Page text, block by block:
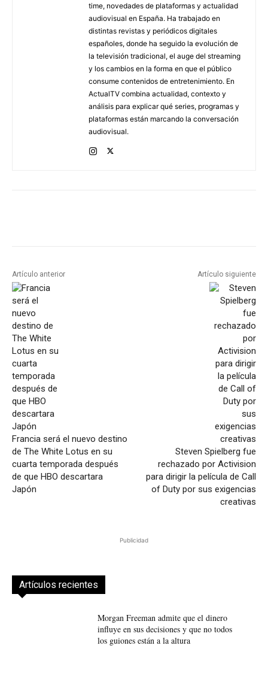
time, novedades de plataformas y actualidad
audiovisual en España. Ha trabajado en
distintas revistas y periódicos digitales
españoles, donde ha seguido la evolución de
la televisión tradicional, el auge del streaming
y los cambios en la forma en que el público
consume contenidos de entretenimiento. En
ActualTV combina actualidad, contexto y
análisis para explicar qué series, programas y
plataformas están marcando la conversación
audiovisual.
Artículo anterior
Francia será el nuevo destino
de The White Lotus en su
cuarta temporada después
de que HBO descartara
Japón
Artículo siguiente
Steven Spielberg fue
rechazado por Activision
para dirigir la película de Call
of Duty por sus exigencias
creativas
Publicidad
Artículos recientes
Morgan Freeman admite que el dinero
influye en sus decisiones y que no todos
los guiones están a la altura